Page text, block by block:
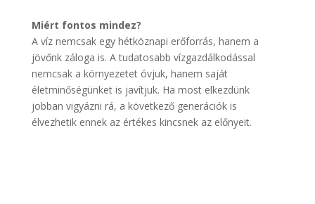
Miért fontos mindez?
A víz nemcsak egy hétköznapi erőforrás, hanem a
jövőnk záloga is. A tudatosabb vízgazdálkodással
nemcsak a környezetet óvjuk, hanem saját
életminőségünket is javítjuk. Ha most elkezdünk
jobban vigyázni rá, a következő generációk is
élvezhetik ennek az értékes kincsnek az előnyeit.